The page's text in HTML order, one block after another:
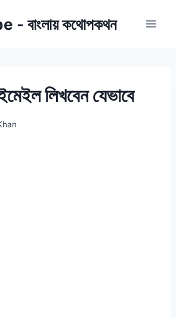
বাংলায় কথোপকথন
লিখবেন যেভাবে